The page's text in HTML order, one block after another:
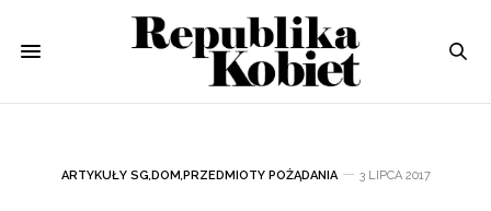
ARTYKUŁY SG,DOM,PRZEDMIOTY POŻĄDANIA 3 LIPCA 2017